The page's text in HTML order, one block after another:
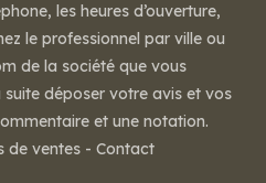
les heures d’ouverture,
le professionnel par ville ou
de la société que vous
déposer votre avis et vos
et une notation.
de ventes - Contact